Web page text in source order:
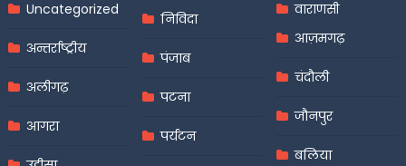
Uncategorized
अन्तर्राष्ट्रीय
अलीगढ़
आगरा
निविदा
पंजाब
पटना
पर्यटन
वाराणसी
आज़मगढ़
चंदौली
जौनपुर
बलिया